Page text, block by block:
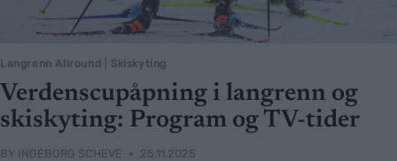
Langrenn Allround Skiskyting
Verdenscupåpning i langrenn og
skiskyting: Program og TV-tider
BY INGEBORG SCHEVE 25.11.2025